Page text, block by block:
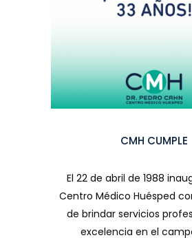
CMH CUMPLE
El 22 de abril de 1988
Centro Médico Huésped
de brindar servicios
excelencia en el